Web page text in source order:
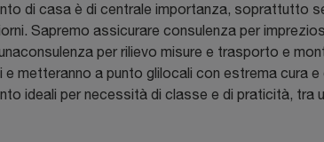
di casa è di centrale importanza, soprattutto
Sapremo assicurare consulenza per
per rilievo misure e trasporto e
metteranno a punto glilocali con estrema cura
ideali per necessità di classe e di praticità, tra